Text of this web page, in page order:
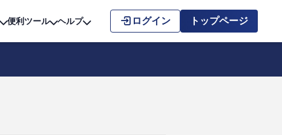
便利ツール ヘルプ ログイン トップページ